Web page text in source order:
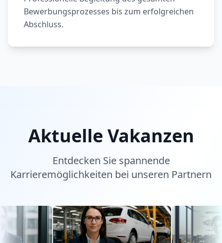
Bewerbungsprozesses bis zum erfolgreichen
Abschluss.
Aktuelle Vakanzen
Entdecken Sie spannende
Karrieremöglichkeiten bei unseren Partnern